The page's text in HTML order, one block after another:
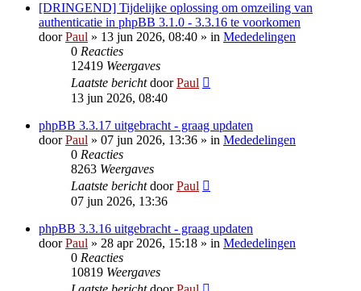
[DRINGEND] Tijdelijke oplossing om omzeiling van
authenticatie in phpBB 3.1.0 - 3.3.16 te voorkomen
doorPaul » 13 jun 2026, 08:40 » in Mededelingen
0 Reacties
12419 Weergaves
Laatste berichtdoorPaul
13 jun 2026, 08:40
phpBB 3.3.17 uitgebracht - graag updaten
doorPaul » 07 jun 2026, 13:36 » in Mededelingen
0 Reacties
8263 Weergaves
Laatste berichtdoorPaul
07 jun 2026, 13:36
phpBB 3.3.16 uitgebracht - graag updaten
doorPaul » 28 apr 2026, 15:18 » in Mededelingen
0 Reacties
10819 Weergaves